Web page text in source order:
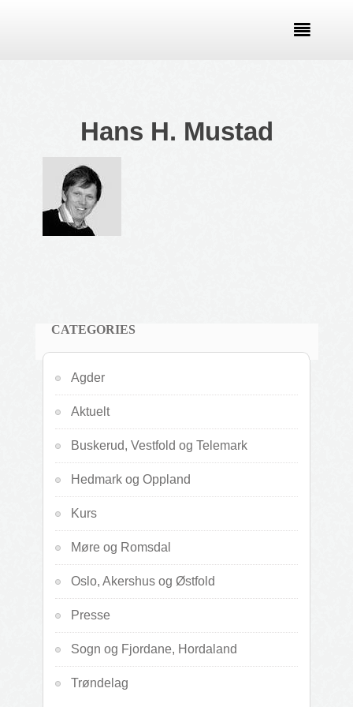

Hans H. Mustad
CATEGORIES
Agder
Aktuelt
Buskerud, Vestfold og Telemark
Hedmark og Oppland
Kurs
Møre og Romsdal
Oslo, Akershus og Østfold
Presse
Sogn og Fjordane, Hordaland
Trøndelag